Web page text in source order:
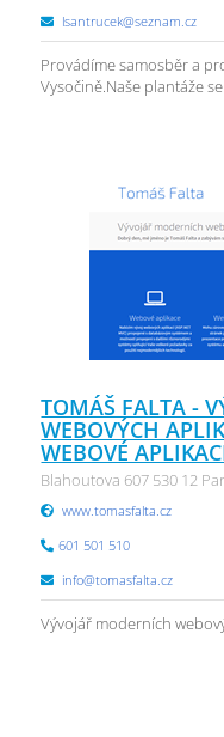
lsantrucek@seznam.cz
Provádíme samosběr a
Vysočině.Naše plantáže
TOMÁŠ FALTA -
WEBOVÝCH
WEBOVÉ
Blahoutova 607 530 12
www.tomasfalta.cz
601 501 510
info@tomasfalta.cz
Vývojář moderních